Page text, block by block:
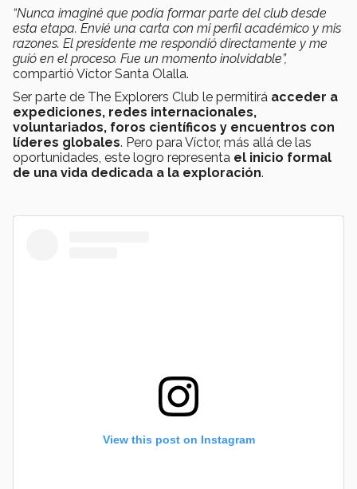
“Nunca imaginé que podía formar parte del club desde
esta etapa. Envié una carta con mi perfil académico y mis
razones. El presidente me respondió directamente y me
guió en el proceso. Fue un momento inolvidable”,
compartió Víctor Santa Olalla.
Ser parte de The Explorers Club le permitirá acceder a
expediciones, redes internacionales,
voluntariados, foros científicos y encuentros con
líderes globales. Pero para Víctor, más allá de las
oportunidades, este logro representa el inicio formal
de una vida dedicada a la exploración.
View this post on Instagram